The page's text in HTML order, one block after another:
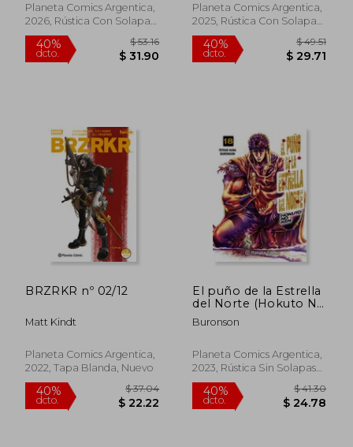
40% $ 32.77 40%
Planeta Comics Argentica,
2026, Rústica Con Solapas,
Nuevo
Planeta Comics Argentica,
2025, Rústica Con Solapas,
Nuevo
BRZRKR nº 02/12
Matt Kindt
Planeta Comics Argentica,
2022, Tapa Blanda, Nuevo
El puño de la Estrella
del Norte (Hokuto No
Ken) n
Buronson
Planeta Comics Argentica,
2023, Rústica Sin Solapas
Con S/cub., Nuevo